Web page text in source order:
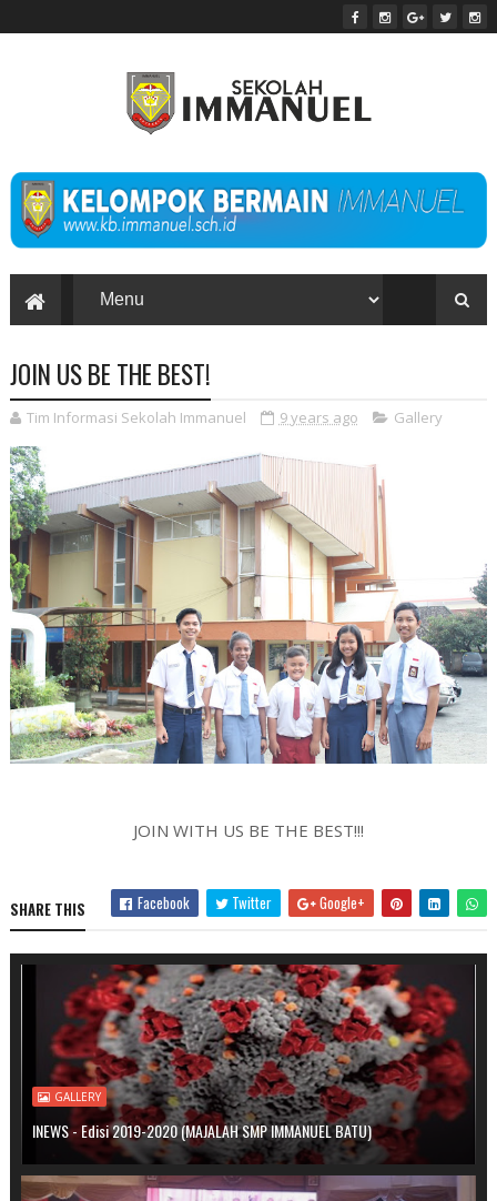
JOIN US BE THE BEST!
Tim Informasi Sekolah Immanuel 9 years ago Gallery
JOIN WITH US BE THE BEST!!!
SHARE THIS Facebook Twitter Google+
GALLERY
INEWS - Edisi 2019-2020 (MAJALAH SMP IMMANUEL BATU)